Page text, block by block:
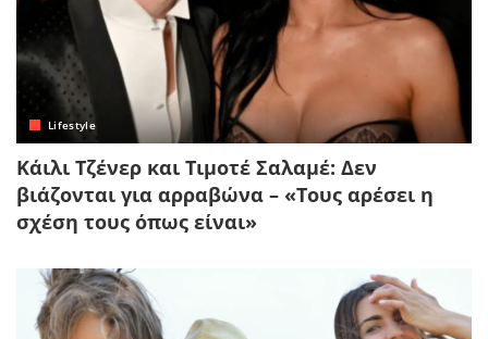
Lifestyle
Κάιλι Τζένερ και Τιμοτέ Σαλαμέ: Δεν
βιάζονται για αρραβώνα – «Τους αρέσει η
σχέση τους όπως είναι»